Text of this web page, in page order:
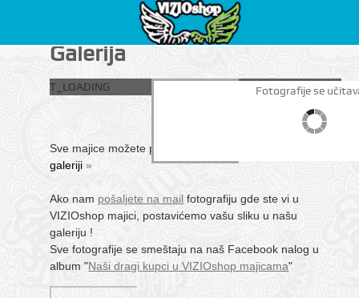
Galerija
T_LOADING Fotografije se
Sve majice možete pogledati direktno u našoj
galeriji»
Ako nam pošaljete na mail fotografiju gde ste vi u
VIZIOshop majici, postavićemo vašu sliku u našu
galeriju !
Sve fotografije se smeštaju na naš Facebook nalog u
album "Naši dragi kupci u VIZIOshop majicama"